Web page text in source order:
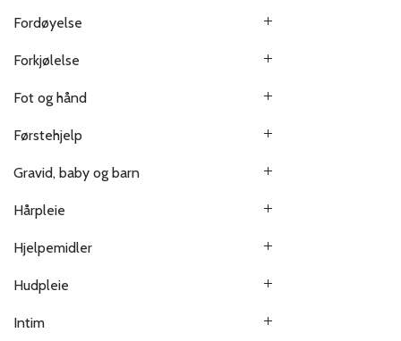
Fordøyelse
Forkjølelse
Fot og hånd
Førstehjelp
Gravid, baby og barn
Hårpleie
Hjelpemidler
Hudpleie
Intim